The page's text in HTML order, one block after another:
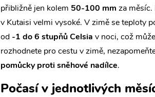
přibližně jen kolem 50-100 mm za
v Kutaisi velmi vysoké. V zimě se teploty
od -1 do 6 stupňů Celsia v noci, což
rozhodnete pro cestu v zimě,
pomůcky proti sněhové nadílce.
Počasí v jednotlivých